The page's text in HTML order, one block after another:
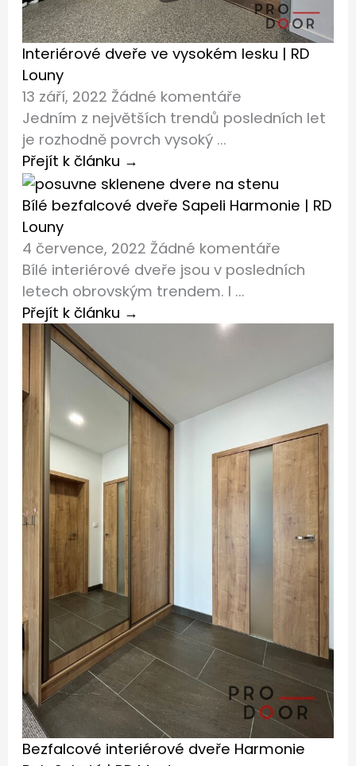
Interiérové dveře ve vysokém lesku | RD
Louny
13 září, 2022 Žádné komentáře
Jedním z největších trendů posledních let
je rozhodně povrch vysoký ...
Přejít k článku →
Bílé bezfalcové dveře Sapeli Harmonie | RD
Louny
4 července, 2022 Žádné komentáře
Bílé interiérové dveře jsou v posledních
letech obrovským trendem. I ...
Přejít k článku →
Bezfalcové interiérové dveře Harmonie